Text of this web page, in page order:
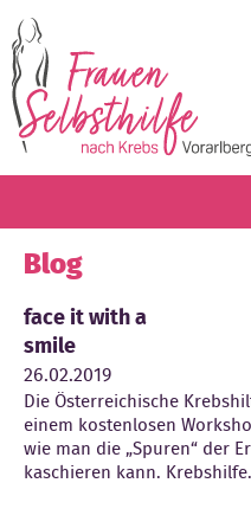
Termine
Blog
Angebot
Wissenswertes
Der Verein
Blog
face it with a
smile
26.02.2019
Die Österreichische
einem kostenlosen
wie man die „Spuren“ der
kaschieren kann.